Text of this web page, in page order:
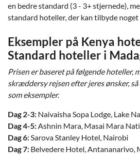
en bedre standard (3 - 3+ stjernede),
standard hoteller, der kan tilbyde
Eksempler på Kenya
Standard hoteller i
Prisen er baseret på følgende hoteller,
skræddersy rejsen efter jeres ønsker, så
som eksempler.
Dag 2-3: Naivaisha Sopa Lodge, Lake
Dag 4-5:Ashnin Mara, Masai Mara
Dag 6:Sarova Stanley Hotel, Nairobi
Dag 7: Belvedere Hotel, Antananarivo,